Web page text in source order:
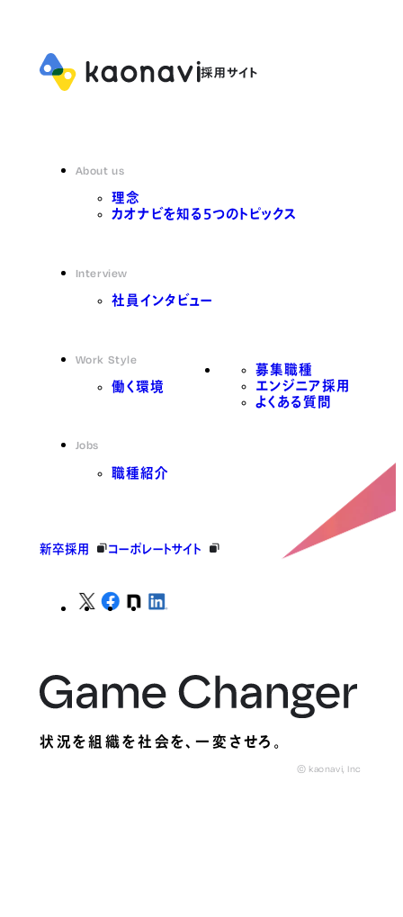
About us
理念
カオナビを知る5つのトピックス
Interview
社員インタビュー
Work Style
働く環境
Jobs
職種紹介
募集職種
エンジニア採用
よくある質問
新卒採用 コーポレートサイト
状況を組織を社会を、一変させろ。
© kaonavi, Inc